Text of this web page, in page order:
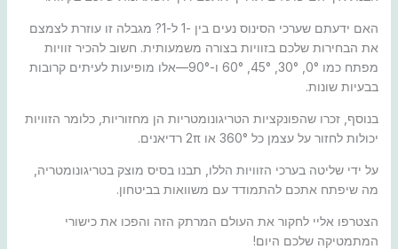
האם ידעתם שערכי הסינוס נעים בין -1 ל-1? מגבלה זו עוזרת לצמצם
את הבחירות שלכם בזוויות בצורה משמעותית. חשוב להכיר זוויות
מפתח כמו 0°, 30°, 45°, 60° ו-90°—אלו מופיעות לעיתים קרובות
בבעיות שונות.
בנוסף, זכרו שהפונקציות הטריגונומטריות הן מחזוריות, כלומר הזוויות
יכולות לחזור על עצמן כל 360° או 2π רדיאנים.
על ידי שליטה בערכי הזוויות הללו, תבנו בסיס מוצק בטריגונומטריה,
מה שיפתח אתכם להתמודד עם משוואות בביטחון.
הצטרפו אליי לחקור את העולם המרתק הזה והפכו את כישורי
המתמטיקה שלכם היום!